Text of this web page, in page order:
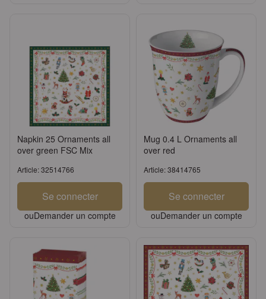
Napkin 25 Ornaments all
over green FSC Mix
Article: 32514766
Se connecter
ouDemander un compte
Mug 0.4 L Ornaments all
over red
Article: 38414765
Se connecter
ouDemander un compte